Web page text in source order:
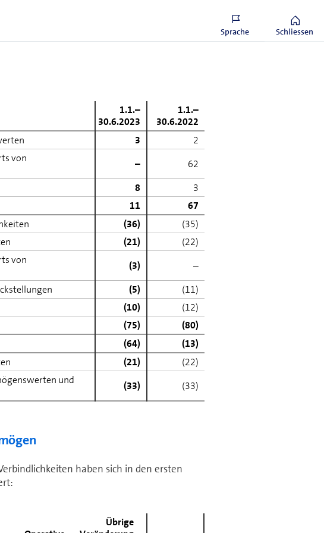
Sprache Schliessen
mit Laufzeit bis 2028. Am 30. Juni 2023 sind
beansprucht worden.
1.1.–
30.6.2023
1.1.–
30.6.2022
3
2
von
–
62
8
3
11
67
(36)
(35)
(21)
(22)
von
(3)
–
(5)
(11)
(10)
(12)
(75)
(80)
(64)
(13)
(21)
(22)
und
(33) (33)
haben sich in den ersten
Übrige